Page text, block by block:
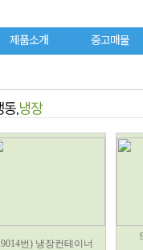
제품소개 중고매물
9014번) 냉장컨테이너